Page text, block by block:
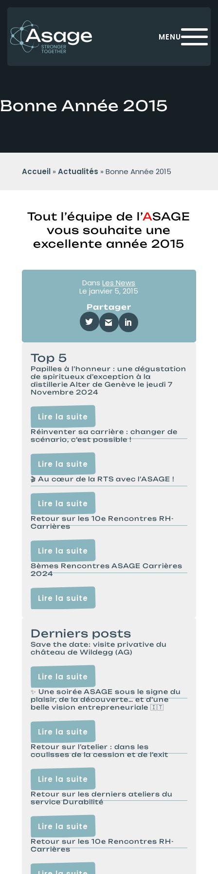
MENU
Bonne Année 2015
Accueil» Actualités » Bonne Année 2015
Tout l’équipe de l’ASAGE
vous souhaite une
excellente année 2015
DansLes News
Lejanvier 5, 2015
Partager
Top 5
Papilles à l’honneur : une dégustation
de spiritueux d’exception à la
distillerie Alter de Genève le jeudi 7
Novembre 2024
Lire la suite
Réinventer sa carrière : changer de
scénario, c’est possible !
Lire la suite
🎬 Au cœur de la RTS avec l’ASAGE !
Lire la suite
Retour sur les 10e Rencontres RH-
Carrières
Lire la suite
8èmes Rencontres ASAGE Carrières
2024
Lire la suite
Derniers posts
Save the date: visite privative du
château de Wildegg (AG)
Lire la suite
✨ Une soirée ASAGE sous le signe du
plaisir, de la découverte… et d’une
belle vision entrepreneuriale 🇮🇹
Lire la suite
Retour sur l’atelier : dans les
coulisses de la cession et de l’exit
Lire la suite
Retour sur les derniers ateliers du
service Durabilité
Lire la suite
Retour sur les 10e Rencontres RH-
Carrières